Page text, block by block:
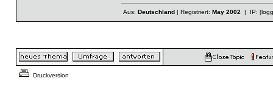
Aus: Deutschland| Registriert: May 2002| IP:
Druckversion